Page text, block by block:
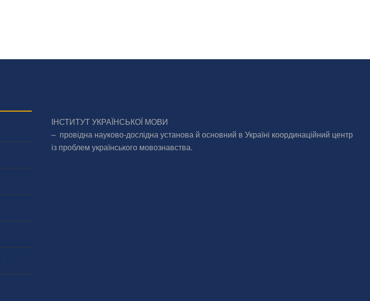
ІНСТИТУТ УКРАЇНСЬКОЇ МОВИ
– провідна науково-дослідна установа й основний в Україні координаційний центр
із проблем українського мовознавства.